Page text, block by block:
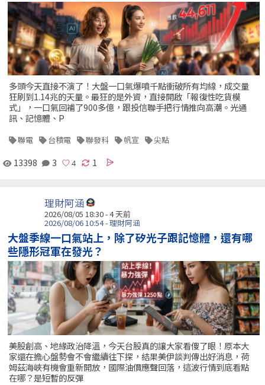
多頭今天直接不演了！大盤一口氣爆噴千點衝破所有均線，成交量
狂刷到1.14兆的天量。最狂的是外資，直接開啟「報復性吃貨模
式」，一口氣回補了900多億，跟投信聯手把行情推向高潮。光通
訊、記憶體、P
聯電 台積電 聯發科 帆宣 尖點
13398 3 1
理財阿涵
2026/08/05 18:30 - 4 天前
2026/08/06 10:54 - 理財阿涵
大盤季線一口氣站上，除了矽光子跟記憶體，還有哪
些隱形冠軍在發光？
美股創高、地緣政治降溫，今天台股真的讓大家看傻了眼！原本大
家還在擔心盤勢會不會繼續往下探，結果美伊談判傳出好消息，荷
姆茲海峽有機會重新開放，國際油價應聲回落，這波行情到底看點
在哪？是短暫的反彈